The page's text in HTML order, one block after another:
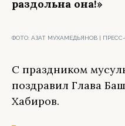
раздольна она!»
ФОТО: АЗАТ МУХАМЕДЬЯНОВ |
С праздником
поздравил Глава
Хабиров.